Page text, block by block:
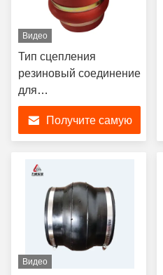
Видео
Тип сцепления
резиновый соединение
для
коррозионностойких
труб длина
настраиваемая
Получите самую
Видео